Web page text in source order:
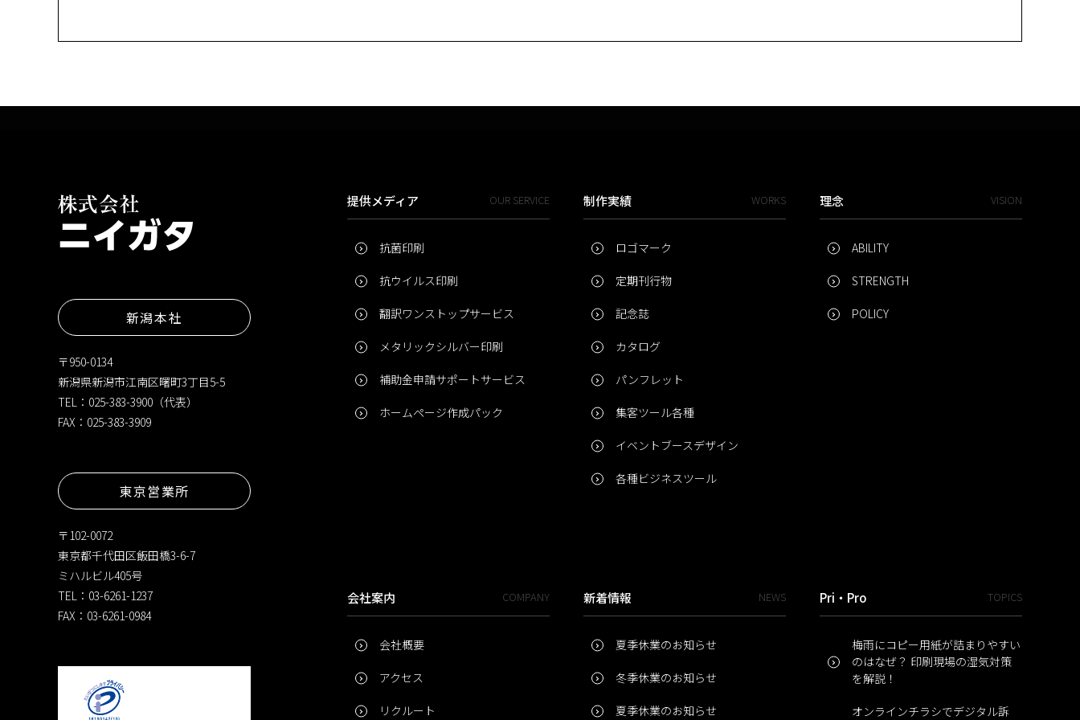
新潟本社
〒950-0134
新潟県新潟市江南区曙町3丁目5-5
TEL：025-383-3900（代表）
FAX：025-383-3909
東京営業所
〒102-0072
東京都千代田区飯田橋3-6-7
ミハルビル405号
TEL：03-6261-1237
FAX：03-6261-0984
提供メディア OUR SERVICE
抗菌印刷
抗ウイルス印刷
翻訳ワンストップサービス
メタリックシルバー印刷
補助金申請サポートサービス
ホームページ作成パック
制作実績 WORKS
ロゴマーク
定期刊行物
記念誌
カタログ
パンフレット
集客ツール各種
イベントブースデザイン
各種ビジネスツール
理念 VISION
ABILITY
STRENGTH
POLICY
会社案内 COMPANY
会社概要
アクセス
リクルート
新着情報 NEWS
夏季休業のお知らせ
冬季休業のお知らせ
夏季休業のお知らせ
Pri・Pro TOPICS
梅雨にコピー用紙が詰まりやすい
のはなぜ？ 印刷現場の湿気対策
を解説！
オンラインチラシでデジタル訴